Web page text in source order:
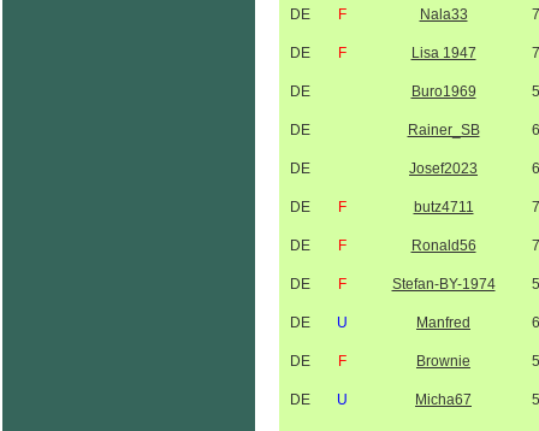
DE F Nala33
DE F Lisa 1947
DE Buro1969
DE Rainer_SB
DE Josef2023
DE F butz4711
DE F Ronald56
DE F Stefan-BY-1974
DE U Manfred
DE F Brownie
DE U Micha67